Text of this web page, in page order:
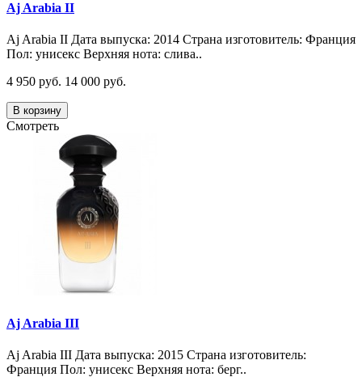
Aj Arabia II
Aj Arabia II Дата выпуска: 2014 Страна изготовитель: Франция
Пол: унисекс Верхняя нота: слива..
4 950 руб. 14 000 руб.
В корзину
Смотреть
Aj Arabia III
Aj Arabia III Дата выпуска: 2015 Страна изготовитель:
Франция Пол: унисекс Верхняя нота: берг..